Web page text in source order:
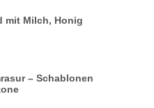
mit Milch, Honig
– Schablonen